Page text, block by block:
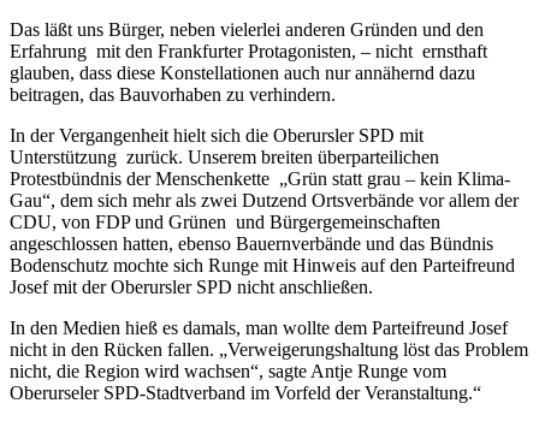
Das läßt uns Bürger, neben vielerlei anderen Gründen und den
Erfahrung mit den Frankfurter Protagonisten, – nicht ernsthaft
glauben, dass diese Konstellationen auch nur annähernd dazu
beitragen, das Bauvorhaben zu verhindern.
In der Vergangenheit hielt sich die Oberursler SPD mit
Unterstützung zurück. Unserem breiten überparteilichen
Protestbündnis der Menschenkette „Grün statt grau – kein Klima-
Gau“, dem sich mehr als zwei Dutzend Ortsverbände vor allem der
CDU, von FDP und Grünen und Bürgergemeinschaften
angeschlossen hatten, ebenso Bauernverbände und das Bündnis
Bodenschutz mochte sich Runge mit Hinweis auf den Parteifreund
Josef mit der Oberursler SPD nicht anschließen.
In den Medien hieß es damals, man wollte dem Parteifreund Josef
nicht in den Rücken fallen. „Verweigerungshaltung löst das Problem
nicht, die Region wird wachsen“, sagte Antje Runge vom
Oberurseler SPD-Stadtverband im Vorfeld der Veranstaltung.“